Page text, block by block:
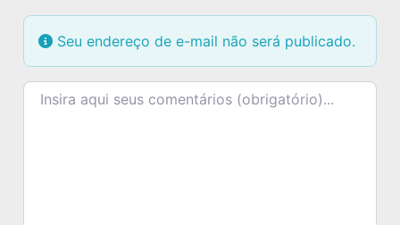
Seu endereço de e-mail não será publicado.
Texto do comentário